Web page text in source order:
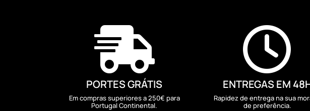

PORTES GRÁTIS
Em compras superiores a 250€ para
Portugal Continental.

ENTREGAS EM
Rapidez de entrega na sua
de preferência.